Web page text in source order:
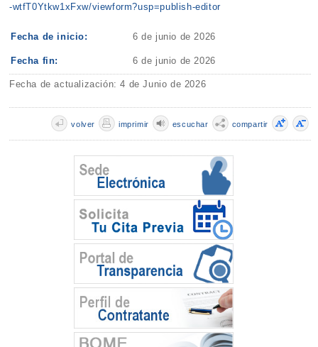
-wtfT0Ytkw1xFxw/viewform?usp=publish-editor
Fecha de inicio: 6 de junio de 2026
Fecha fin: 6 de junio de 2026
Fecha de actualización: 4 de Junio de 2026
compartir
escuchar
imprimir
volver